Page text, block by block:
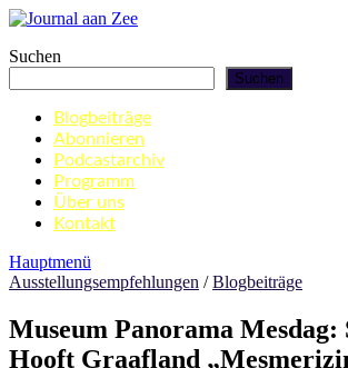
Zum
springen
Journal aan Zee
Suchen
Suchen
Blogbeiträge
Abonnieren
Podcastarchiv
Programm
Über uns
Kontakt
Hauptmenü
Ausstellungsempfehlungen /Blogbeiträge
Museum Panorama Mesdag:
Hooft Graafland